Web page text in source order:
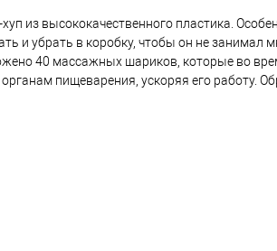
из высококачественного пластика.
и убрать в коробку, чтобы он не занимал
40 массажных шариков, которые во
пищеварения, ускоряя его работу.